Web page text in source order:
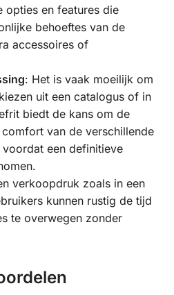
opties en features die
behoeftes van de
accessoires of
: Het is vaak moeilijk om
uit een catalogus of in
biedt de kans om de
van de verschillende
een definitieve
verkoopdruk zoals in een
kunnen rustig de tijd
te overwegen zonder